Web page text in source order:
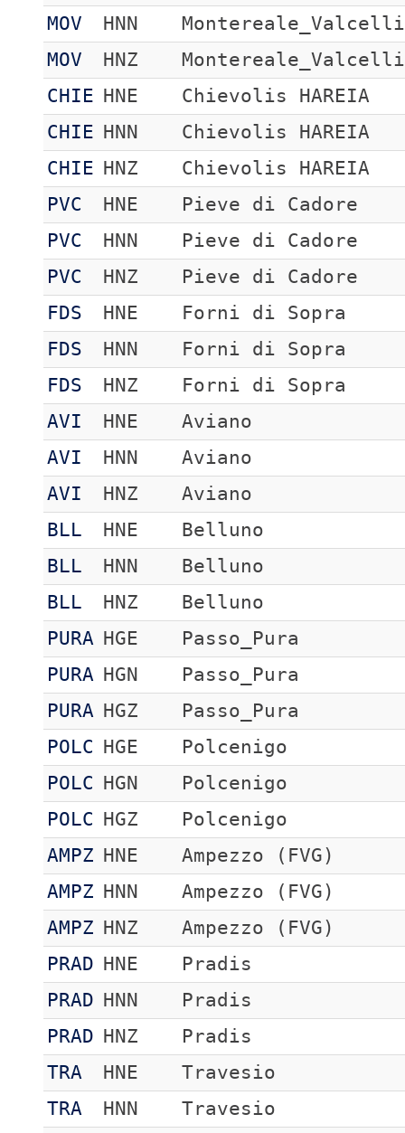
MOV
HNN
MOV
HNZ
CHIE HNE
Chievolis HAREIA
CHIE HNN
Chievolis HAREIA
CHIE HNZ
Chievolis HAREIA
PVC
HNE
Pieve di Cadore
PVC
HNN
Pieve di Cadore
PVC
HNZ
Pieve di Cadore
FDS
HNE
Forni di Sopra
FDS
HNN
Forni di Sopra
FDS
HNZ
Forni di Sopra
AVI
HNE
Aviano
AVI
HNN
Aviano
AVI
HNZ
Aviano
BLL
HNE
Belluno
BLL
HNN
Belluno
BLL
HNZ
Belluno
PURA HGE
Passo_Pura
PURA HGN
Passo_Pura
PURA HGZ
Passo_Pura
POLC
HGE
Polcenigo
POLC
HGN
Polcenigo
POLC
HGZ
Polcenigo
AMPZ HNE
Ampezzo (FVG)
AMPZ HNN
Ampezzo (FVG)
AMPZ HNZ
Ampezzo (FVG)
PRAD HNE
Pradis
PRAD HNN
Pradis
PRAD HNZ
Pradis
TRA
HNE
Travesio
TRA
HNN
Travesio